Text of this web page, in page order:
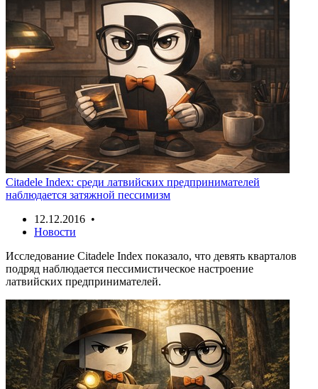
Citadele Index: среди латвийских предпринимателей
наблюдается затяжной пессимизм
12.12.2016 •
Новости
Исследование Citadele Index показало, что девять кварталов
подряд наблюдается пессимистическое настроение
латвийских предпринимателей.